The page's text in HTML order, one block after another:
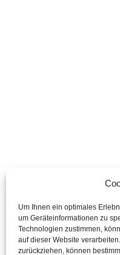
Um Ihnen ein optimales
um Geräteinformationen zu
Technologien zustimmen,
auf dieser Website
zurückziehen, können